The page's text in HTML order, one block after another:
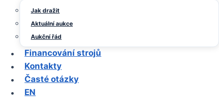
Jak dražit
Aktuální aukce
Aukční řád
Financování strojů
Kontakty
Časté otázky
EN